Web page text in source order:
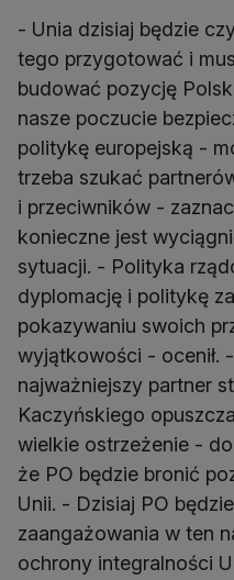
- Unia dzisiaj będzie
tego przygotować i
budować pozycję
nasze poczucie
politykę europejską -
trzeba szukać
i przeciwników -
konieczne jest
sytuacji. - Polityka
dyplomację i politykę
pokazywaniu swoich
wyjątkowości - ocenił.
najważniejszy partner
Kaczyńskiego
wielkie ostrzeżenie -
że PO będzie bronić
Unii. - Dzisiaj PO
zaangażowania w ten
ochrony integralności